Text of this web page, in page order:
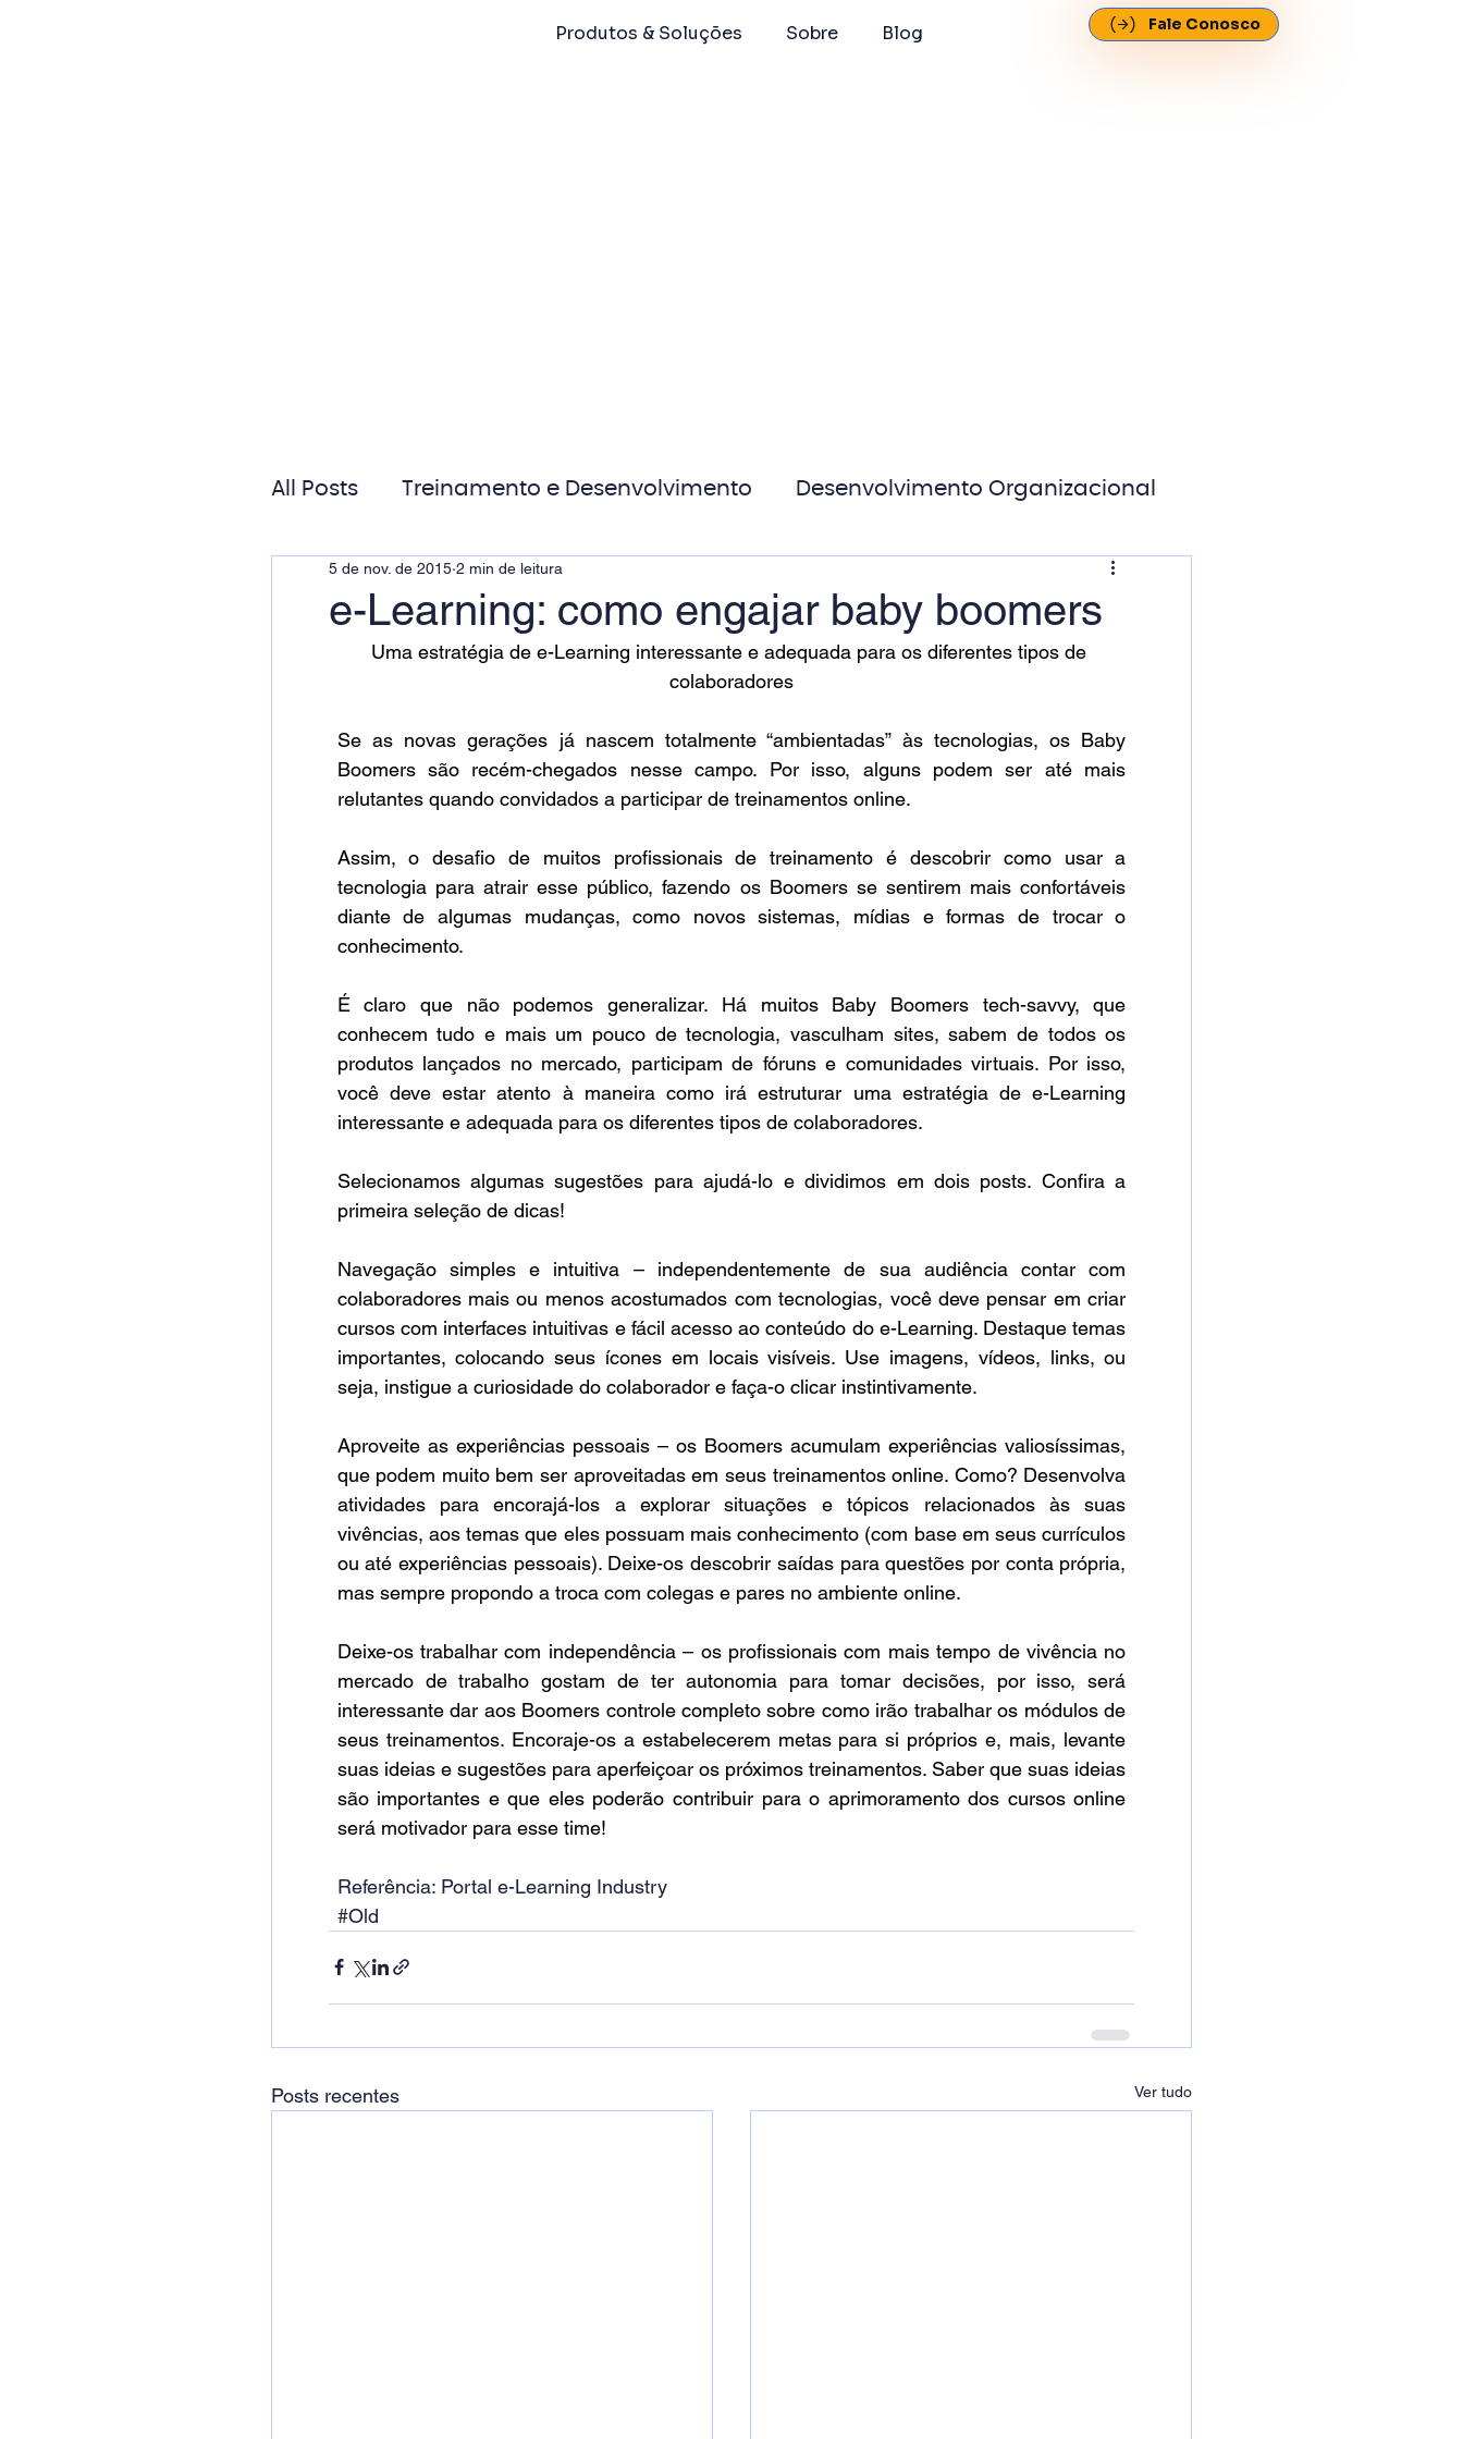
Produtos & Soluções Sobre Blog Fale Conosco
All Posts Treinamento e Desenvolvimento Desenvolvimento Organizacional
Gestão de Pessoas
Responsabilidade Social
e-Learning: como engajar baby boomers
5 de nov. de 2015 2 min de leitura
Uma estratégia de e-Learning interessante e adequada para os diferentes tipos de
colaboradores
Se as novas gerações já nascem totalmente “ambientadas” às tecnologias, os Baby
Boomers são recém-chegados nesse campo. Por isso, alguns podem ser até mais
relutantes quando convidados a participar de treinamentos online.
Assim, o desafio de muitos profissionais de treinamento é descobrir como usar a
tecnologia para atrair esse público, fazendo os Boomers se sentirem mais confortáveis
diante de algumas mudanças, como novos sistemas, mídias e formas de trocar o
conhecimento.
É claro que não podemos generalizar. Há muitos Baby Boomers tech-savvy, que
conhecem tudo e mais um pouco de tecnologia, vasculham sites, sabem de todos os
produtos lançados no mercado, participam de fóruns e comunidades virtuais. Por isso,
você deve estar atento à maneira como irá estruturar uma estratégia de e-Learning
interessante e adequada para os diferentes tipos de colaboradores.
Selecionamos algumas sugestões para ajudá-lo e dividimos em dois posts. Confira a
primeira seleção de dicas!
Navegação simples e intuitiva – independentemente de sua audiência contar com
colaboradores mais ou menos acostumados com tecnologias, você deve pensar em criar
cursos com interfaces intuitivas e fácil acesso ao conteúdo do e-Learning. Destaque temas
importantes, colocando seus ícones em locais visíveis. Use imagens, vídeos, links, ou
seja, instigue a curiosidade do colaborador e faça-o clicar instintivamente.
Aproveite as experiências pessoais – os Boomers acumulam experiências valiosíssimas,
que podem muito bem ser aproveitadas em seus treinamentos online. Como? Desenvolva
atividades para encorajá-los a explorar situações e tópicos relacionados às suas
vivências, aos temas que eles possuam mais conhecimento (com base em seus currículos
ou até experiências pessoais). Deixe-os descobrir saídas para questões por conta própria,
mas sempre propondo a troca com colegas e pares no ambiente online.
Deixe-os trabalhar com independência – os profissionais com mais tempo de vivência no
mercado de trabalho gostam de ter autonomia para tomar decisões, por isso, será
interessante dar aos Boomers controle completo sobre como irão trabalhar os módulos de
seus treinamentos. Encoraje-os a estabelecerem metas para si próprios e, mais, levante
suas ideias e sugestões para aperfeiçoar os próximos treinamentos. Saber que suas ideias
são importantes e que eles poderão contribuir para o aprimoramento dos cursos online
será motivador para esse time!
Referência: Portal e-Learning Industry
#Old
Posts recentes Ver tudo